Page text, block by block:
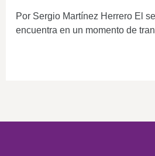
Por Sergio Martínez Herrero El
encuentra en un momento de